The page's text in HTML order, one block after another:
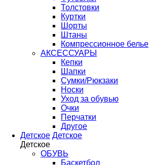
Толстовки
Куртки
Шорты
Штаны
Компрессионное белье
АКСЕССУАРЫ
Кепки
Шапки
Сумки/Рюкзаки
Носки
Уход за обувью
Очки
Перчатки
Другое
Детское Детское
Детское
ОБУВЬ
Баскетбол